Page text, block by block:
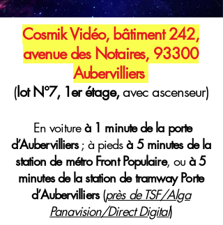
Cosmik Vidéo, bâtiment 242,
avenue des Notaires, 93300
Aubervilliers
(lot N°7, 1er étage,avec ascenseur)
En voitureà 1 minute de la porte
d’Aubervilliers; à piedsà 5 minutes de la
station de métro Front Populaire, ouà 5
minutes de la station de tramway Porte
d’Aubervilliers(près de TSF/Alga
Panavision/Direct Digital)